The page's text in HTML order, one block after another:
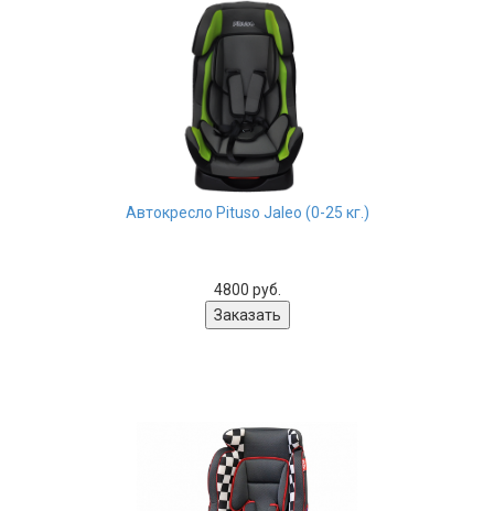
Автокресло Pituso Jaleo (0-25 кг.)
4800 руб.